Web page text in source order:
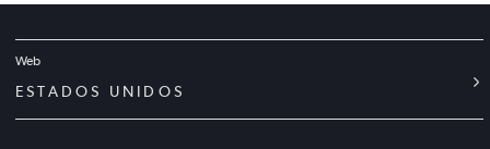
Web
ESTADOS UNIDOS